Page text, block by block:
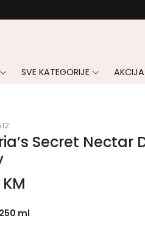
SVE KATEGORIJE AKCIJA
Secret Nectar
KM
ml